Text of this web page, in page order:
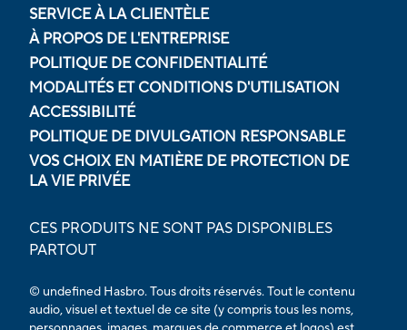
SERVICE À LA CLIENTÈLE
À PROPOS DE L'ENTREPRISE
POLITIQUE DE CONFIDENTIALITÉ
MODALITÉS ET CONDITIONS D'UTILISATION
ACCESSIBILITÉ
POLITIQUE DE DIVULGATION RESPONSABLE
VOS CHOIX EN MATIÈRE DE PROTECTION DE
LA VIE PRIVÉE
CES PRODUITS NE SONT PAS DISPONIBLES
PARTOUT
© undefined Hasbro. Tous droits réservés. Tout le contenu
audio, visuel et textuel de ce site (y compris tous les noms,